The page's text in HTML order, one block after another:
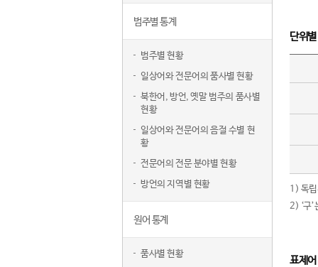
범주별 통계
범주별 현황
일상어와 전문어의 품사별 현황
북한어, 방언, 옛말 범주의 품사별
현황
일상어와 전문어의 음절 수별 현
황
전문어의 전문 분야별 현황
방언의 지역별 현황
원어 통계
품사별 현황
단위
1) 독립
2) ‘구
표제